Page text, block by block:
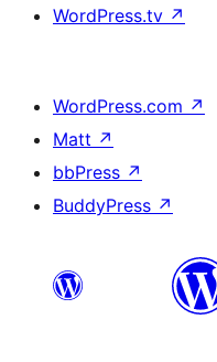
WordPress.tv ↗
WordPress.com ↗
Matt ↗
bbPress ↗
BuddyPress ↗